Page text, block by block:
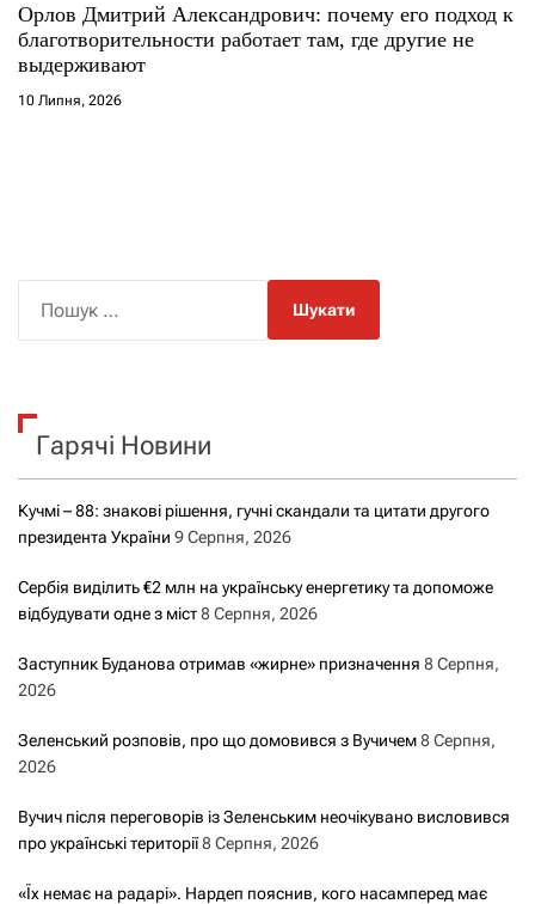
Орлов Дмитрий Александрович: почему его подход к
благотворительности работает там, где другие не
выдерживают
10 Липня, 2026
к
Гарячі Новини
Кучмі – 88: знакові рішення, гучні скандали та цитати другого
президента України 9 Серпня, 2026
Сербія виділить €2 млн на українську енергетику та допоможе
відбудувати одне з міст8 Серпня, 2026
Заступник Буданова отримав «жирне» призначення 8 Серпня,
2026
Зеленський розповів, про що домовився з Вучичем8 Серпня,
2026
Вучич після переговорів із Зеленським неочікувано висловився
про українські території8 Серпня, 2026
«Їх немає на радарі». Нардеп пояснив, кого насамперед має